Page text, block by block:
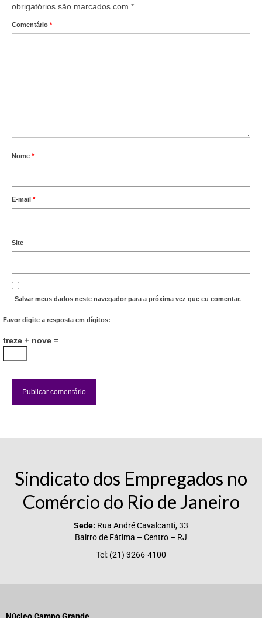
Homologações
Jurídico
Sede social
Colônia de férias
Refeitórios
Convênios
Dependentes
Benefício Social Familiar
FIQUE POR DENTRO
Vídeos
Links Úteis
Perguntas frequentes
Boletos
PESQUISA 6×1
obrigatórios são marcados com *
Comentário *
Nome *
E-mail *
Site
Salvar meus dados neste navegador para a próxima vez que eu comentar.
Favor digite a resposta em dígitos:
treze + nove =
Sindicato dos Empregados no
Comércio do Rio de Janeiro
Sede: Rua André Cavalcanti, 33
Bairro de Fátima – Centro – RJ
Tel: (21) 3266-4100